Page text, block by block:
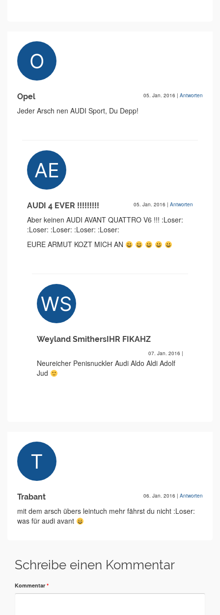
Opel 05. Jan. 2016 | Antworten
Jeder Arsch nen AUDI Sport, Du Depp!
AUDI 4 EVER !!!!!!!!! 05. Jan. 2016 | Antworten
Aber keinen AUDI AVANT QUATTRO V6 !!! :Loser:
:Loser: :Loser: :Loser: :Loser:
EURE ARMUT KOZT MICH AN
Weyland SmithersIHR FIKAHZ
07. Jan. 2016 |
Neureicher Penisnuckler Audi Aldo Aldi Adolf
Jud
Trabant 06. Jan. 2016 | Antworten
mit dem arsch übers leintuch mehr fährst du nicht :Loser:
was für audi avant
Schreibe einen Kommentar
Kommentar *